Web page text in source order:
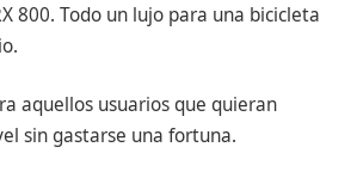
800. Todo un lujo para una bicicleta
aquellos usuarios que quieran
sin gastarse una fortuna.